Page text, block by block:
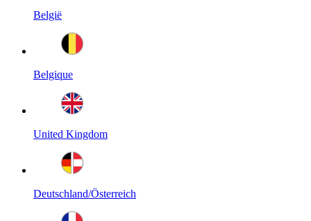
België
Belgique
United Kingdom
Deutschland/Österreich